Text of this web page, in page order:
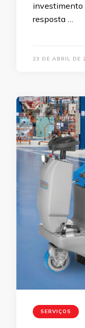
investimento
resposta …
23 DE ABRIL DE
SERVIÇOS